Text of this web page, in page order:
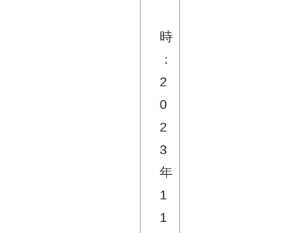
時
：
2
0
2
3
年
1
1